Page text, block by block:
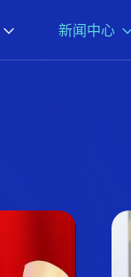
新闻中心